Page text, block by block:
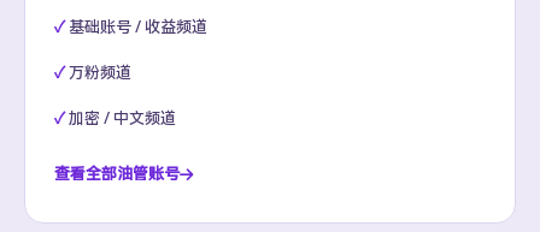
基础账号 / 收益频道
万粉频道
加密 / 中文频道
查看全部油管账号